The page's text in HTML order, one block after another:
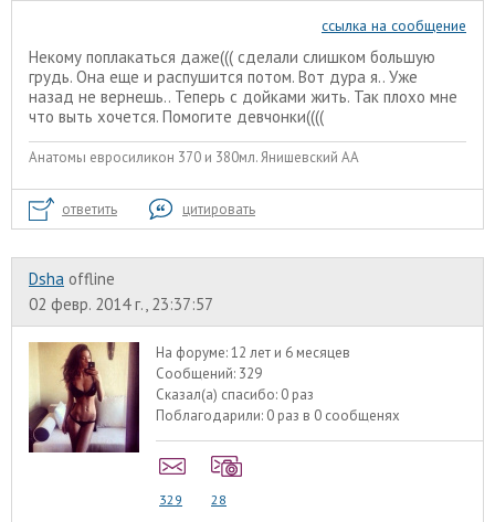
ссылка на сообщение
Некому поплакаться даже((( сделали слишком большую
грудь. Она еще и распушится потом. Вот дура я.. Уже
назад не вернешь.. Теперь с дойками жить. Так плохо мне
что выть хочется. Помогите девчонки((((
Анатомы евроcиликон 370 и 380мл. Янишевский АА
ответить цитировать
Dsha offline
02 февр. 2014 г., 23:37:57
На форуме:12 лет и 6 месяцев
Сообщений: 329
Сказал(а) спасибо: 0 раз
Поблагодарили: 0 раз в 0 сообщенях
329 28